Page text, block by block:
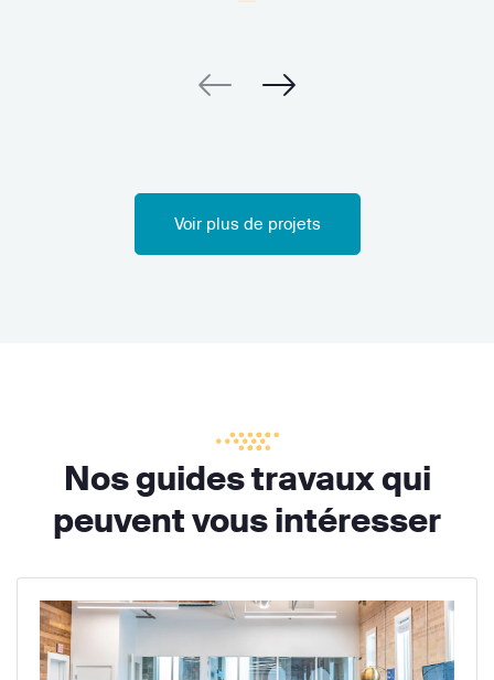
Voir plus de projets
Nos guides travaux qui
peuvent vous intéresser